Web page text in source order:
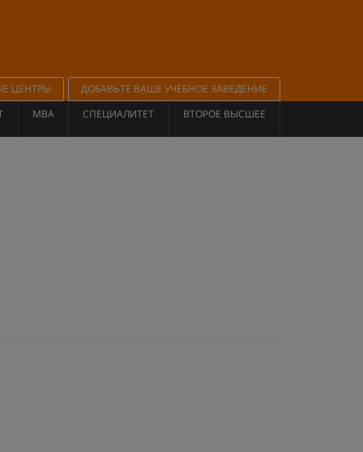
ЦЕНТРЫ
ДОБАВЬТЕ ВАШЕ УЧЕБНОЕ ЗАВЕДЕНИЕ
MBA СПЕЦИАЛИТЕТ ВТОРОЕ ВЫСШЕЕ